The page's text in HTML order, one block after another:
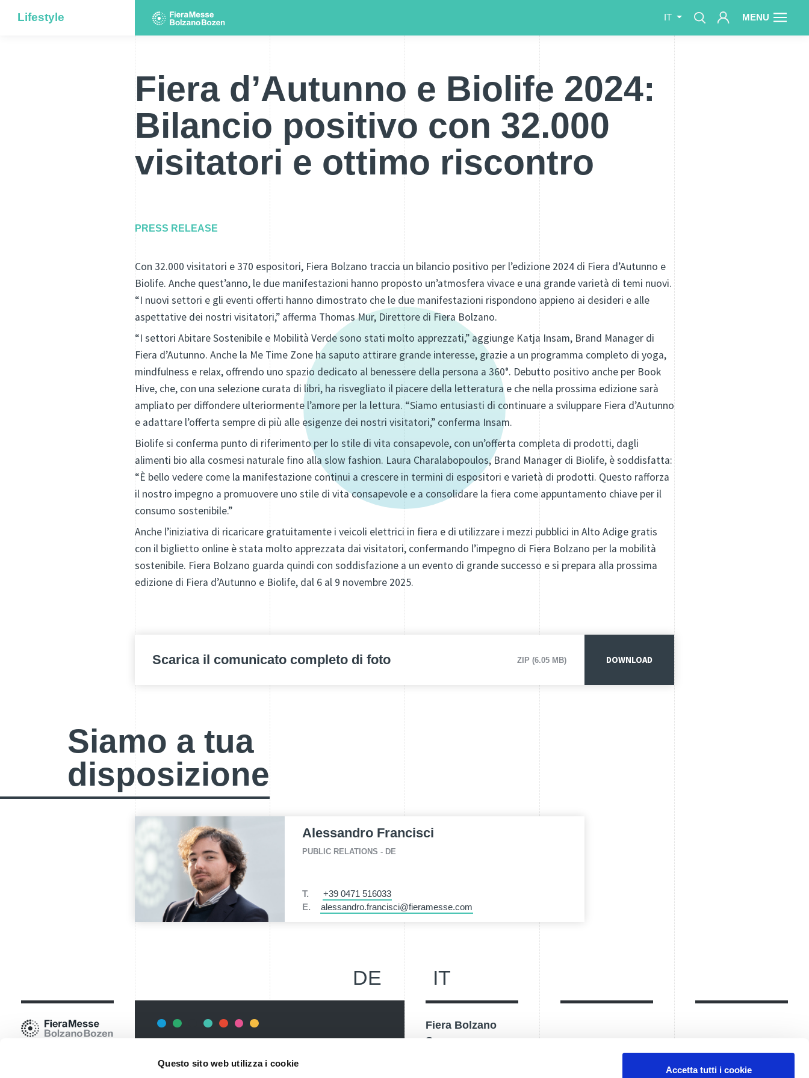
Questo sito web utilizza i cookie
Accetta tutti i cookie
Lifestyle IT MENU
Fiera d’Autunno e Biolife 2024:
Bilancio positivo con 32.000
visitatori e ottimo riscontro
PRESS RELEASE
Con 32.000 visitatori e 370 espositori, Fiera Bolzano traccia un bilancio positivo per l’edizione 2024 di Fiera d’Autunno e
Biolife. Anche quest’anno, le due manifestazioni hanno proposto un’atmosfera vivace e una grande varietà di temi nuovi.
“I nuovi settori e gli eventi offerti hanno dimostrato che le due manifestazioni rispondono appieno ai desideri e alle
aspettative dei nostri visitatori,” afferma Thomas Mur, Direttore di Fiera Bolzano.
“I settori Abitare Sostenibile e Mobilità Verde sono stati molto apprezzati,” aggiunge Katja Insam, Brand Manager di
Fiera d’Autunno. Anche la Me Time Zone ha saputo attirare grande interesse, grazie a un programma completo di yoga,
mindfulness e relax, offrendo uno spazio dedicato al benessere della persona a 360°. Debutto positivo anche per Book
Hive, che, con una selezione curata di libri, ha risvegliato il piacere della letteratura e che nella prossima edizione sarà
ampliato per diffondere ulteriormente l’amore per la lettura. “Siamo entusiasti di continuare a sviluppare Fiera d’Autunno
e adattare l’offerta sempre di più alle esigenze dei nostri visitatori,” conferma Insam.
Biolife si conferma punto di riferimento per lo stile di vita consapevole, con un’offerta completa di prodotti, dagli
alimenti bio alla cosmesi naturale fino alla slow fashion. Laura Charalabopoulos, Brand Manager di Biolife, è soddisfatta:
“È bello vedere come la manifestazione continui a crescere in termini di espositori e varietà di prodotti. Questo rafforza
il nostro impegno a promuovere uno stile di vita consapevole e a consolidare la fiera come appuntamento chiave per il
consumo sostenibile.”
Anche l’iniziativa di ricaricare gratuitamente i veicoli elettrici in fiera e di utilizzare i mezzi pubblici in Alto Adige gratis
con il biglietto online è stata molto apprezzata dai visitatori, confermando l’impegno di Fiera Bolzano per la mobilità
sostenibile. Fiera Bolzano guarda quindi con soddisfazione a un evento di grande successo e si prepara alla prossima
edizione di Fiera d’Autunno e Biolife, dal 6 al 9 novembre 2025.
Scarica il comunicato completo di foto ZIP (6.05 MB) DOWNLOAD
Siamo a tua
disposizione
Alessandro Francisci
PUBLIC RELATIONS - DE
T.
+39 0471 516033
E.
alessandro.francisci@fieramesse.com
DE IT
Rimani sempre aggiornata*o sui nostri eventi, ricevi
Fiera Bolzano
Spa